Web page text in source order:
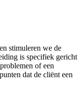
stimuleren we de
is specifiek gericht
of een
dat de cliënt een